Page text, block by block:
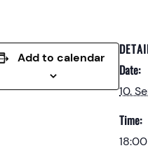
Add to calendar
Date:
10.
Time: